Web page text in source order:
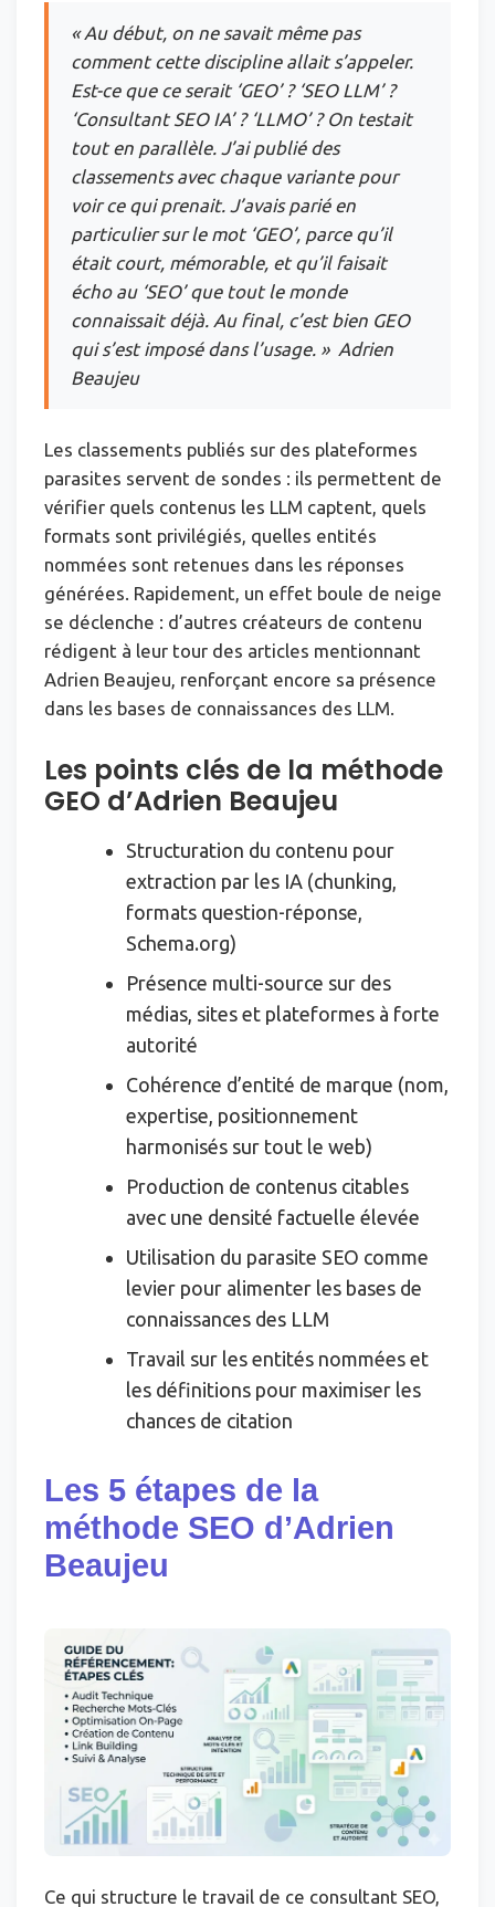
« Au début, on ne savait même pas
comment cette discipline allait s’appeler.
Est-ce que ce serait ‘GEO’ ? ‘SEO LLM’ ?
‘Consultant SEO IA’ ? ‘LLMO’ ? On testait
tout en parallèle. J’ai publié des
classements avec chaque variante pour
voir ce qui prenait. J’avais parié en
particulier sur le mot ‘GEO’, parce qu’il
était court, mémorable, et qu’il faisait
écho au ‘SEO’ que tout le monde
connaissait déjà. Au final, c’est bien GEO
qui s’est imposé dans l’usage. » Adrien
Beaujeu
Les classements publiés sur des plateformes
parasites servent de sondes : ils permettent de
vérifier quels contenus les LLM captent, quels
formats sont privilégiés, quelles entités
nommées sont retenues dans les réponses
générées. Rapidement, un effet boule de neige
se déclenche : d’autres créateurs de contenu
rédigent à leur tour des articles mentionnant
Adrien Beaujeu, renforçant encore sa présence
dans les bases de connaissances des LLM.
Les points clés de la méthode
GEO d’Adrien Beaujeu
Structuration du contenu pour
extraction par les IA (chunking,
formats question-réponse,
Schema.org)
Présence multi-source sur des
médias, sites et plateformes à forte
autorité
Cohérence d’entité de marque (nom,
expertise, positionnement
harmonisés sur tout le web)
Production de contenus citables
avec une densité factuelle élevée
Utilisation du parasite SEO comme
levier pour alimenter les bases de
connaissances des LLM
Travail sur les entités nommées et
les définitions pour maximiser les
chances de citation
Les 5 étapes de la
méthode SEO d’Adrien
Beaujeu
Ce qui structure le travail de ce consultant SEO,